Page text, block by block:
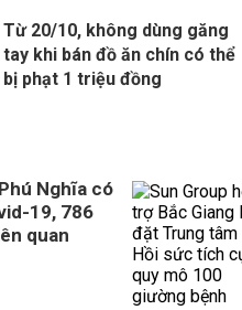
Từ 20/10, không dùng găng
tay khi bán đồ ăn chín có thể
bị phạt 1 triệu đồng
Nghĩa có
19, 786
quan